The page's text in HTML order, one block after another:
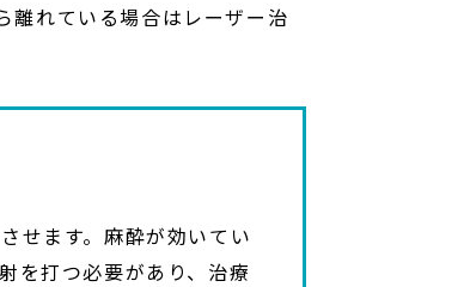
離れている場合はレーザー治
せます。麻酔が効いてい
を打つ必要があり、治療